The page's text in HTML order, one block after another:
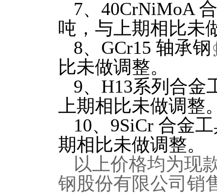
7、 40CrNiMoA
吨，与上期相比未
8、 GCr15 轴承钢
比未做调整。
9、 H13系列 合金
上期相比未做调整
10、 9SiCr 合金
期相比未做调整。
以上价格均为现
钢股份有限公司销